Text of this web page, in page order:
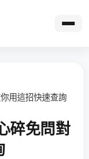
用這招快速查詢
碎免問對